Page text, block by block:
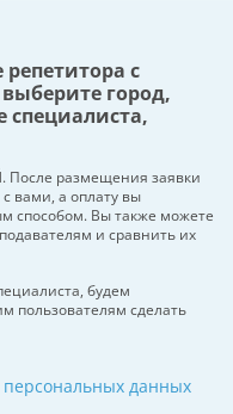
с
город,
специалиста,
. После размещения заявки
вами, а оплату вы
способом. Вы также можете
и сравнить их
будем
пользователям сделать
данных